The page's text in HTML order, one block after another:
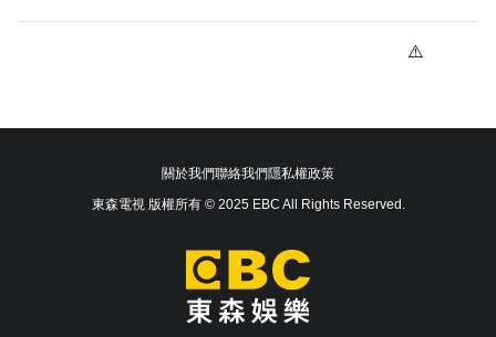
關於我們聯絡我們隱私權政策
東森電視 版權所有 © 2025 EBC All Rights Reserved.